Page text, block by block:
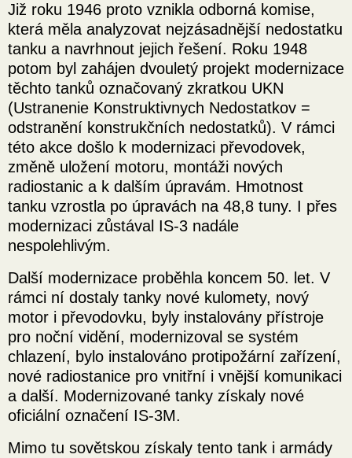
Již roku 1946 proto vznikla odborná komise,
která měla analyzovat nejzásadnější nedostatku
tanku a navrhnout jejich řešení. Roku 1948
potom byl zahájen dvouletý projekt modernizace
těchto tanků označovaný zkratkou UKN
(Ustranenie Konstruktivnych Nedostatkov =
odstranění konstrukčních nedostatků). V rámci
této akce došlo k modernizaci převodovek,
změně uložení motoru, montáži nových
radiostanic a k dalším úpravám. Hmotnost
tanku vzrostla po úpravách na 48,8 tuny. I přes
modernizaci zůstával IS-3 nadále
nespolehlivým.
Další modernizace proběhla koncem 50. let. V
rámci ní dostaly tanky nové kulomety, nový
motor i převodovku, byly instalovány přístroje
pro noční vidění, modernizoval se systém
chlazení, bylo instalováno protipožární zařízení,
nové radiostanice pro vnitřní i vnější komunikaci
a další. Modernizované tanky získaly nové
oficiální označení IS-3M.
Mimo tu sovětskou získaly tento tank i armády